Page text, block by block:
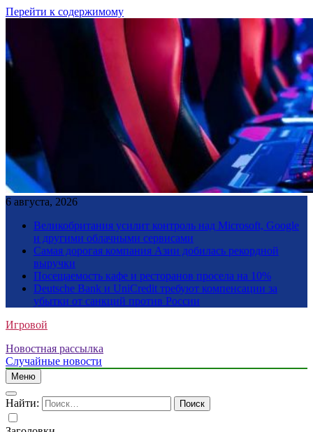
Перейти к содержимому
6 августа, 2026
Великобритания усилит контроль над Microsoft, Google
и другими облачными сервисами
Самая дорогая компания Азии добилась рекордной
выручки
Посещаемость кафе и ресторанов просела на 10%
Deutsche Bank и UniCredit требуют компенсации за
убытки от санкций против России
Игровой
Новостная рассылка
Случайные новости
Меню
Найти: